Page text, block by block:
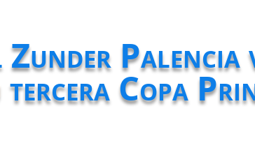
Zunder Palencia
tercera Copa